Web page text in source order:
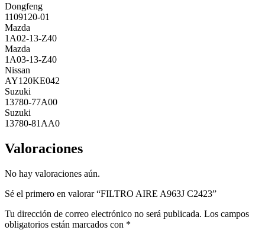
Dongfeng
1109120-01
Mazda
1A02-13-Z40
Mazda
1A03-13-Z40
Nissan
AY120KE042
Suzuki
13780-77A00
Suzuki
13780-81AA0
Valoraciones
No hay valoraciones aún.
Sé el primero en valorar “FILTRO AIRE A963J C2423”
Tu dirección de correo electrónico no será publicada. Los campos
obligatorios están marcados con *